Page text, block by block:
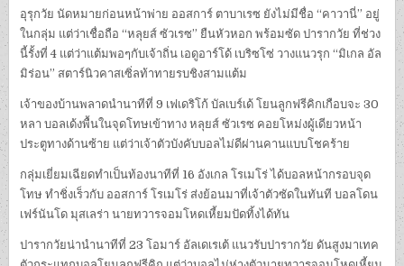
อุรุกวัย นัดหมายก่อนหน้าพ่าย ออสการ์ ตาบาเรซ ยังไม่มีชื่อ “คาวานี่” อยู่
ในกลุ่ม แต่ว่าเชื่อถือ “หลุยส์ ซัวเรซ” ยืนหัวหอก พร้อมซัด ปารากวัย ที่ช่วง
นี้รั้งที่ 4 แต่ว่าแต้มพอๆกับเจ้าถิ่น เอดูอาร์โด้ เบริซโซ่ วางแนวรุก “มิเกล อัล
มิร่อน” สตาร์นิวคาสเซิ่ลท้าทายรบชิงสามแต้ม
เจ้าของบ้านพลาดนำนาทีที่ 9 เฟเดริโก้ บัลเบร์เด้ โยนลูกฟรีคิกเกือบจะ 30
หลา บอลเด้งพื้นในจุดโทษเข้าทาง หลุยส์ ซัวเรซ คอยโหม่งผู้เดียวหน้า
ประตูทางด้านซ้าย แต่ว่าเจ้าตัวบังคับบอลไม่ดีผ่านคานแบบโชคร้าย
กลุ่มเยี่ยมเฉียดทำเป็นท้องนาทีที่ 16 อังเกล โรเมโร่ ได้บอลหน้ากรอบจุด
โทษ ทำชิ่งเร็วกับ ออสการ์ โรเมโร่ ส่งย้อนมาที่เจ้าตัวซัดในทันที บอลโดน
เฟร์นันโด มุสเลร่า นายทวารจอมโหดเหี้ยมปัดทิ้งได้ทัน
ปารากวัยน่านำนาทีที่ 23 โอมาร์ อัลเดเรเต้ แนวรับปารากวัย ดันสูงมาเทค